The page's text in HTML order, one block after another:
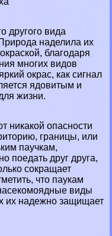
другого вида
наделила их
благодаря
многих видов
окрас, как сигнал
ядовитым и
жизни.
никакой опасности
границы, или
паучкам,
поедать друг друга,
сокращает
что паукам
виды
их надежно защищает